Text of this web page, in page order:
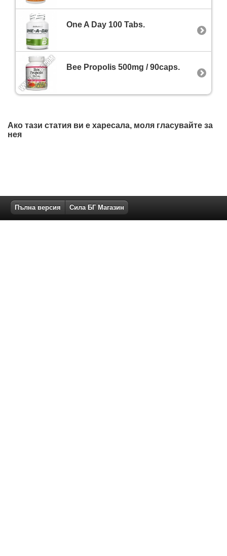
One A Day 100 Tabs.
Bee Propolis 500mg / 90caps.
Ако тази статия ви е харесала, моля гласувайте за
нея
Пълна версия Сила БГ Магазин